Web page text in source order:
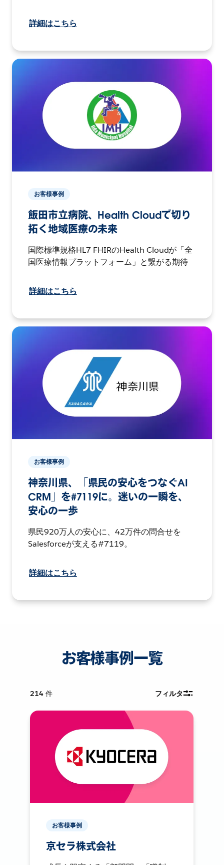
詳細はこちら
お客様事例
飯田市立病院、Health Cloudで切り
拓く地域医療の未来
国際標準規格HL7 FHIRのHealth Cloudが「全
国医療情報プラットフォーム」と繋がる期待
詳細はこちら
お客様事例
神奈川県、「県民の安心をつなぐAI
CRM」を#7119に。迷いの一瞬を、
安心の一歩
県民920万人の安心に、42万件の問合せを
Salesforceが支える#7119。
詳細はこちら
お客様事例一覧
214 件 フィルタ
お客様事例
京セラ株式会社